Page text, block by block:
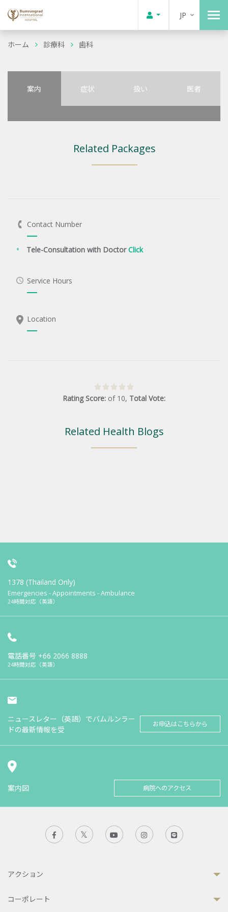
JP
ホーム 診療科 歯科
案内 症状 扱い 医者
Related Packages
Contact Number
Tele-Consultation with DoctorClick
Service Hours
Location
Rating Score: of 10, Total Vote:
Related Health Blogs
1378 (Thailand Only)
Emergencies - Appointments - Ambulance
24時間対応（英語）
電話番号 +66 2066 8888
24時間対応（英語）
ニュースレター（英語）でバムルンラー
ドの最新情報を受
お申込はこちらから
案内図 病院へのアクセス
アクション
コーポレート